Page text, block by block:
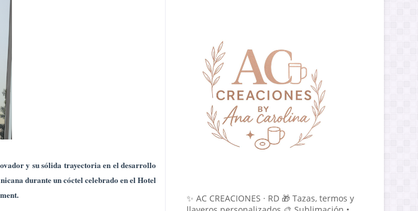
y su sólida trayectoria en el desarrollo
durante un cóctel celebrado en el Hotel
.
✨ AC CREACIONES · RD 🎁 Tazas, termos y